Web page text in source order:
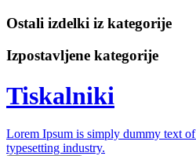
Ostali izdelki iz kategorije
Izpostavljene kategorije
Tiskalniki
Lorem Ipsum is simply dummy text
typesetting industry.